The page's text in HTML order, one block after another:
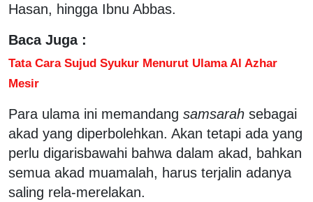
Hasan, hingga Ibnu Abbas.
Baca Juga :
Tata Cara Sujud Syukur Menurut Ulama Al Azhar
Mesir
Para ulama ini memandang samsarah sebagai
akad yang diperbolehkan. Akan tetapi ada yang
perlu digarisbawahi bahwa dalam akad, bahkan
semua akad muamalah, harus terjalin adanya
saling rela-merelakan.